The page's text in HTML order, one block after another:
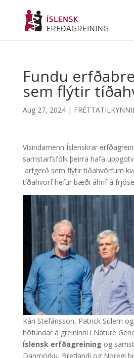
Fundu
sem flýtir
Aug 27, 2024|
Vísindamenn Íslenskrar
samstarfsfólk þeirra hafa
arfgerð sem flýtir tíðahvörfum
tíðahvörf hefur bæði áhrif á
Kári Stefánsson, Patrick Sulem
höfundar á greininni í Nature
Íslensk erfðagreining og
Danmörku, Bretlandi og Noregi